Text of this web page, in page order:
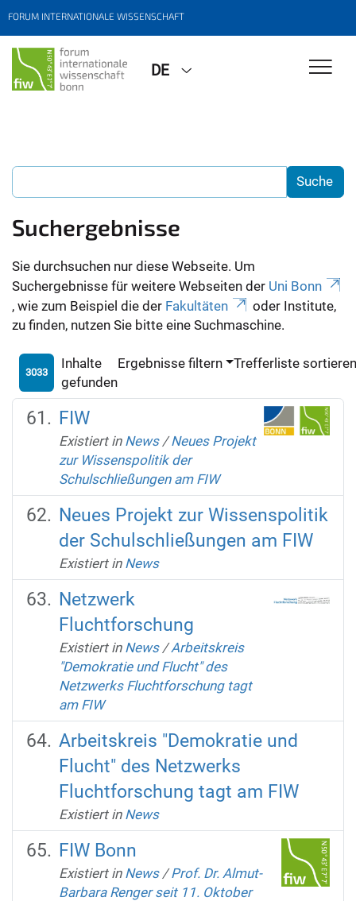
FORUM INTERNATIONALE WISSENSCHAFT
DE
Suchergebnisse
Sie durchsuchen nur diese Webseite. Um
Suchergebnisse für weitere Webseiten der Uni Bonn
, wie zum Beispiel die der Fakultäten
oder Institute,
zu finden, nutzen Sie bitte eine Suchmaschine.
3033
Inhalte
gefunden
Ergebnisse filtern Trefferliste
FIW
Existiert in News /Neues Projekt
zur Wissenspolitik der
Schulschließungen am FIW
Neues Projekt zur Wissenspolitik
der Schulschließungen am FIW
Existiert in News
Netzwerk
Fluchtforschung
Existiert in News /Arbeitskreis
"Demokratie und Flucht" des
Netzwerks Fluchtforschung tagt
am FIW
Arbeitskreis "Demokratie und
Flucht" des Netzwerks
Fluchtforschung tagt am FIW
Existiert in News
FIW Bonn
Existiert in News /Prof. Dr. Almut-
Barbara Renger seit 11. Oktober